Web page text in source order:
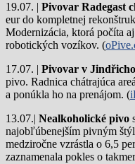
19.07. | Pivovar Radegast
eur do kompletnej
Modernizácia, ktorá počíta
robotických vozíkov. (
17.07. | Pivovar v
pivo. Radnica chátrajúca
a ponúkla ho na prenájom. (
13.07.| Nealkoholické pivo
najobľúbenejším pivným
medziročne vzrástla o 6,5
zaznamenala pokles o